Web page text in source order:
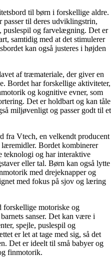
til børn i forskellige aldre.
til deres udviklingstrin,
puslespil og farvelægning. Det er
samtidig med at det stimulerer
kan også justeres i højden
af træmateriale, der giver en
Bordet har forskellige aktiviteter,
og kognitive evner, som
Det er holdbart og kan tåle
miljøvenligt og passer godt til et
fra Vtech, en velkendt producent
Bordet kombinerer
teknologi og har interaktive
eller tal. Børn kan også lytte
med drejeknapper og
med fokus på sjov og læring
motoriske og
sanser. Det kan være i
spejle, puslespil og
er let at tage med sig, så det
Det er ideelt til små babyer og
finmotorik.